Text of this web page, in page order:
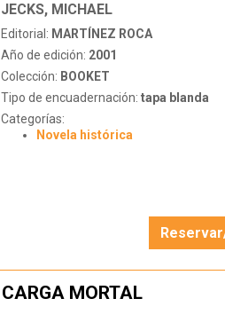
JECKS, MICHAEL
Editorial: MARTÍNEZ ROCA
Año de edición: 2001
Colección: BOOKET
Tipo de encuadernación: tapa blanda
Categorías:
Novela histórica
CARGA MORTAL